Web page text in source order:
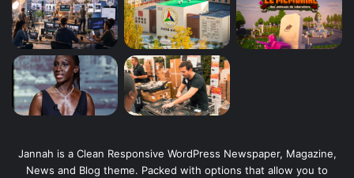
Jannah is a Clean Responsive WordPress Newspaper, Magazine,
News and Blog theme. Packed with options that allow you to